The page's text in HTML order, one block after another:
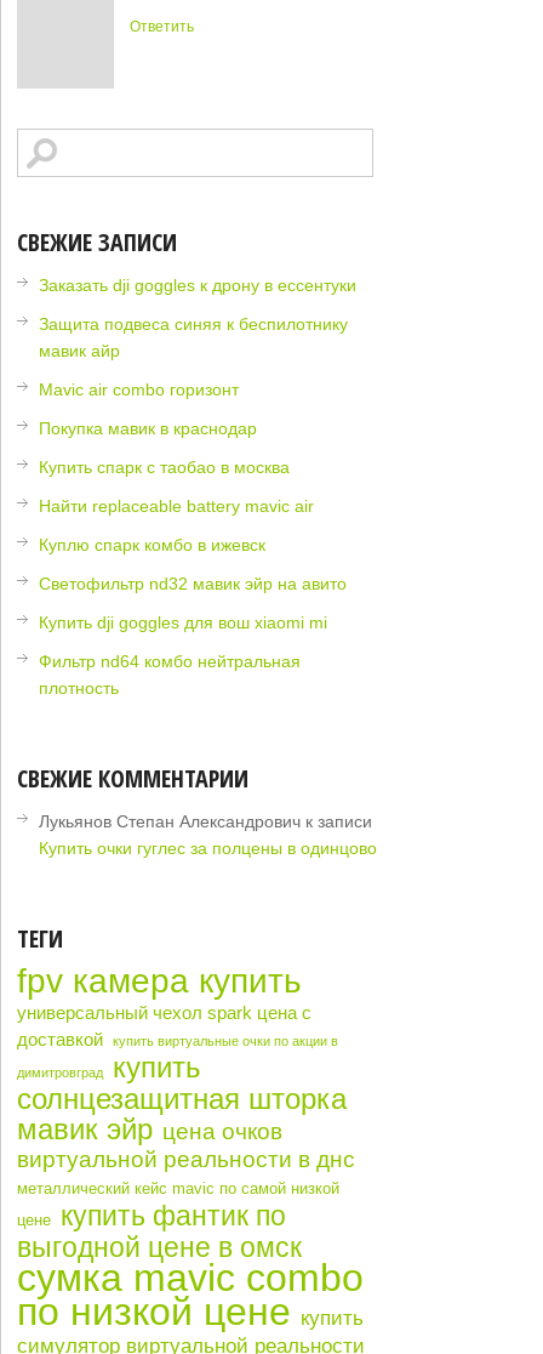
Ответить
СВЕЖИЕ ЗАПИСИ
Заказать dji goggles к дрону в ессентуки
Защита подвеса синяя к беспилотнику
мавик айр
Mavic air combo горизонт
Покупка мавик в краснодар
Купить спарк с таобао в москва
Найти replaceable battery mavic air
Куплю спарк комбо в ижевск
Светофильтр nd32 мавик эйр на авито
Купить dji goggles для вош xiaomi mi
Фильтр nd64 комбо нейтральная
плотность
СВЕЖИЕ КОММЕНТАРИИ
Лукьянов Степан Александрович к записи
Купить очки гуглес за полцены в одинцово
ТЕГИ
fpv камера купить
универсальный чехол spark цена с
доставкой
купить виртуальные очки по акции в
димитровград
купить
солнцезащитная шторка
мавик эйр цена очков
виртуальной реальности в днс
металлический кейс mavic по самой низкой
цене купить фантик по
выгодной цене в омск
сумка mavic combo
по низкой цене купить
симулятор виртуальной реальности